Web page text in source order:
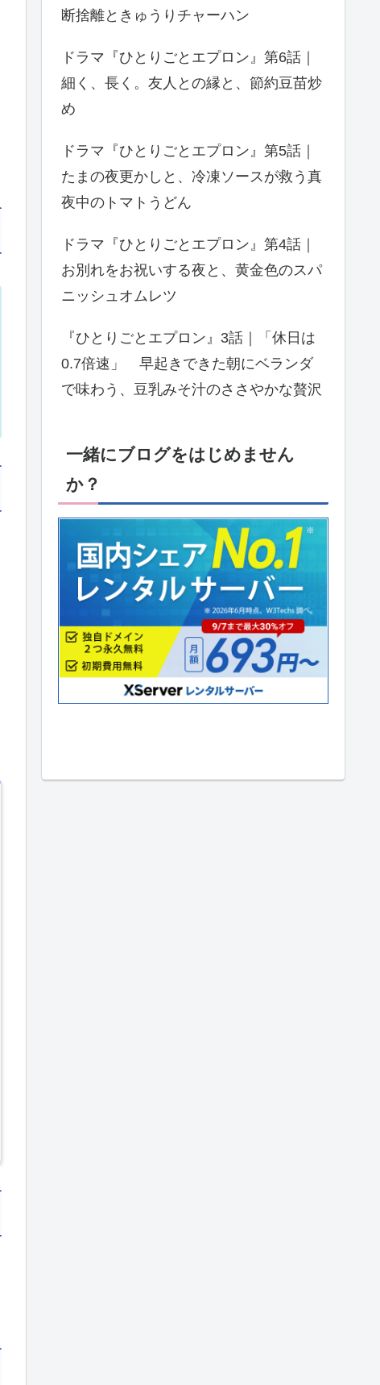
断捨離ときゅうりチャーハン
ドラマ『ひとりごとエプロン』第6話｜
細く、長く。友人との縁と、節約豆苗炒
め
ドラマ『ひとりごとエプロン』第5話｜
たまの夜更かしと、冷凍ソースが救う真
夜中のトマトうどん
ドラマ『ひとりごとエプロン』第4話｜
お別れをお祝いする夜と、黄金色のスパ
ニッシュオムレツ
『ひとりごとエプロン』3話｜「休日は
0.7倍速」 早起きできた朝にベランダ
で味わう、豆乳みそ汁のささやかな贅沢
一緒にブログをはじめません
か？